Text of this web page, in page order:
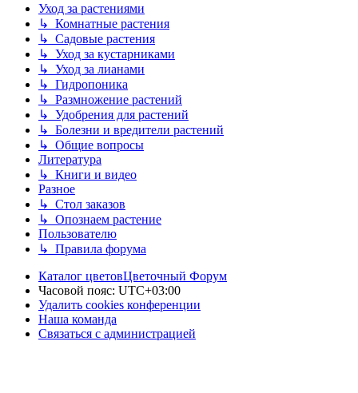
Уход за растениями
↳ Комнатные растения
↳ Садовые растения
↳ Уход за кустарниками
↳ Уход за лианами
↳ Гидропоника
↳ Размножение растений
↳ Удобрения для растений
↳ Болезни и вредители растений
↳ Общие вопросы
Литература
↳ Книги и видео
Разное
↳ Стол заказов
↳ Опознаем растение
Пользователю
↳ Правила форума
Каталог цветовЦветочный Форум
Часовой пояс: UTC+03:00
Удалить cookies конференции
Наша команда
Связаться с администрацией